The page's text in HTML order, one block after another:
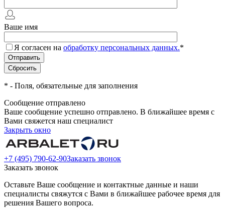
Ваше имя
Я согласен на обработку персональных данных.*
* - Поля, обязательные для заполнения
Сообщение отправлено
Ваше сообщение успешно отправлено. В ближайшее время с
Вами свяжется наш специалист
Закрыть окно
+7 (495) 790-62-90Заказать звонок
Заказать звонок
Оставьте Ваше сообщение и контактные данные и наши
специалисты свяжутся с Вами в ближайшее рабочее время для
решения Вашего вопроса.